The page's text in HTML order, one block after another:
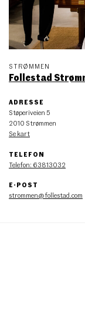
STRØMMEN
Follestad
ADRESSE
Støperiveien 5
2010 Strømmen
Se kart
TELEFON
Telefon: 63813032
E-POST
strommen@follestad.com